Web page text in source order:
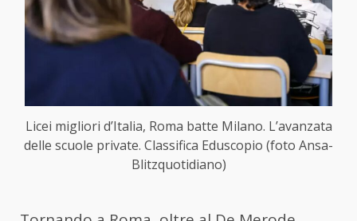
Licei migliori d’Italia, Roma batte Milano. L’avanzata
delle scuole private. Classifica Eduscopio (foto Ansa-
Blitzquotidiano)